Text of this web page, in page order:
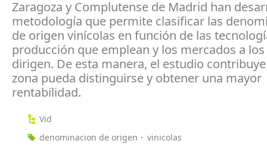
Zaragoza y Complutense de Madrid han
metodología que permite clasificar las
de origen vinícolas en función de las
producción que emplean y los mercados a
dirigen. De esta manera, el estudio
zona pueda distinguirse y obtener una mayor
rentabilidad.
Vid
denominacion de origen
vinicolas